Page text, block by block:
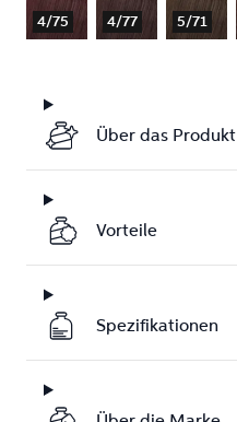
4/75 4/77 5/71
Über das Produkt
Vorteile
Spezifikationen